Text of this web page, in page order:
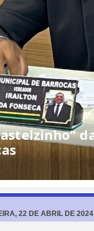
22 DE ABRIL DE 2024